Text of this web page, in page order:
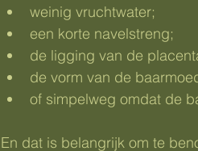
weinig vruchtwater;
een korte navelstreng;
de ligging van de
de vorm van de
of simpelweg omdat de
En dat is belangrijk om te